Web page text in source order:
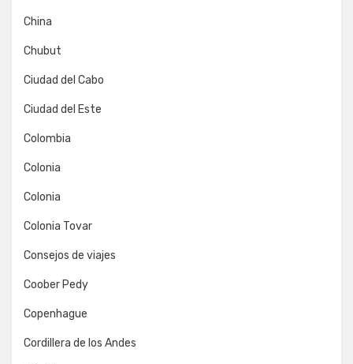
China
Chubut
Ciudad del Cabo
Ciudad del Este
Colombia
Colonia
Colonia
Colonia Tovar
Consejos de viajes
Coober Pedy
Copenhague
Cordillera de los Andes